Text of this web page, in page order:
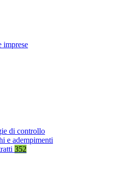
imprese
di controllo
e adempimenti
352